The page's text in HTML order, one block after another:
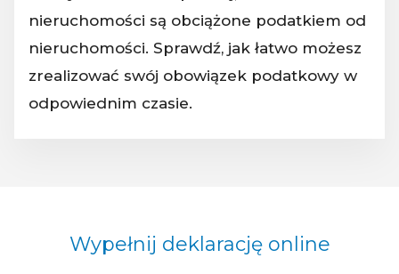
nieruchomości są obciążone podatkiem od
nieruchomości. Sprawdź, jak łatwo możesz
zrealizować swój obowiązek podatkowy w
odpowiednim czasie.
Wypełnij deklarację online